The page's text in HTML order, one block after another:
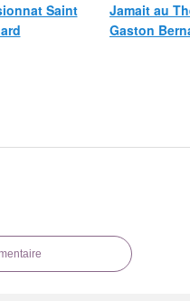
Saint
Jamait au
Gaston